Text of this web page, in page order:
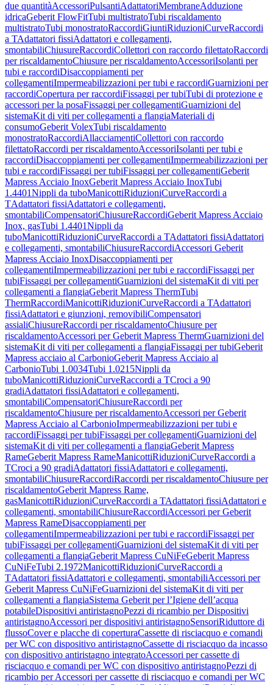
due quantitàAccessoriPulsantiAdattatoriMembraneAdduzione
idricaGeberit FlowFitTubi multistratoTubi riscaldamento
multistratoTubi monostratoRaccordiGiuntiRiduzioniCurveRaccordi
a TAdattatori fissiAdattatori e collegamenti,
smontabiliChiusureRaccordiCollettori con raccordo filettatoRaccordi
per riscaldamentoChiusure per riscaldamentoAccessoriIsolanti per
tubi e raccordiDisaccoppiamenti per
collegamentiImpermeabilizzazioni per tubi e raccordiGuarnizioni per
raccordiCopertura per raccordiFissaggi per tubiTubi di protezione e
accessori per la posaFissaggi per collegamentiGuarnizioni del
sistemaKit di viti per collegamenti a flangiaMateriali di
consumoGeberit VolexTubi riscaldamento
monostratoRaccordiAllacciamentiCollettori con raccordo
filettatoRaccordi per riscaldamentoAccessoriIsolanti per tubi e
raccordiDisaccoppiamenti per collegamentiImpermeabilizzazioni per
tubi e raccordiFissaggi per tubiFissaggi per collegamentiGeberit
Mapress Acciaio InoxGeberit Mapress Acciaio InoxTubi
1.4401Nippli da tuboManicottiRiduzioniCurveRaccordi a
TAdattatori fissiAdattatori e collegamenti,
smontabiliCompensatoriChiusureRaccordiGeberit Mapress Acciaio
Inox, gasTubi 1.4401Nippli da
tuboManicottiRiduzioniCurveRaccordi a TAdattatori fissiAdattatori
e collegamenti, smontabiliChiusureRaccordiAccessori Geberit
Mapress Acciaio InoxDisaccoppiamenti per
collegamentiImpermeabilizzazioni per tubi e raccordiFissaggi per
tubiFissaggi per collegamentiGuarnizioni del sistemaKit di viti per
collegamenti a flangiaGeberit Mapress ThermTubi
ThermRaccordiManicottiRiduzioniCurveRaccordi a TAdattatori
fissiAdattatori e giunzioni, removibiliCompensatori
assialiChiusureRaccordi per riscaldamentoChiusure per
riscaldamentoAccessori per Geberit Mapress ThermGuarnizioni del
sistemaKit di viti per collegamenti a flangiaFissaggi per tubiGeberit
Mapress acciaio al CarbonioGeberit Mapress Acciaio al
CarbonioTubi 1.0034Tubi 1.0215Nippli da
tuboManicottiRiduzioniCurveRaccordi a TCroci a 90
gradiAdattatori fissiAdattatori e collegamenti,
smontabiliCompensatoriChiusureRaccordi per
riscaldamentoChiusure per riscaldamentoAccessori per Geberit
Mapress Acciaio al CarbonioImpermeabilizzazioni per tubi e
raccordiFissaggi per tubiFissaggi per collegamentiGuarnizioni del
sistemaKit di viti per collegamenti a flangiaGeberit Mapress
RameGeberit Mapress RameManicottiRiduzioniCurveRaccordi a
TCroci a 90 gradiAdattatori fissiAdattatori e collegamenti,
smontabiliChiusureRaccordiRaccordi per riscaldamentoChiusure per
riscaldamentoGeberit Mapress Rame,
gasManicottiRiduzioniCurveRaccordi a TAdattatori fissiAdattatori e
collegamenti, smontabiliChiusureRaccordiAccessori per Geberit
Mapress RameDisaccoppiamenti per
collegamentiImpermeabilizzazioni per tubi e raccordiFissaggi per
tubiFissaggi per collegamentiGuarnizioni del sistemaKit di viti per
collegamenti a flangiaGeberit Mapress CuNiFeGeberit Mapress
CuNiFeTubi 2.1972ManicottiRiduzioniCurveRaccordi a
TAdattatori fissiAdattatori e collegamenti, smontabiliAccessori per
Geberit Mapress CuNiFeGuarnizioni del sistemaKit di viti per
collegamenti a flangiaSistema Geberit per l’Igiene dell’acqua
potabileDispositivi antiristagnoPezzi di ricambio per Dispositivi
antiristagnoAccessori per dispositivi antiristagnoSensoriRiduttore di
flussoCover e placche di coperturaCassette di risciacquo e comandi
per WC con dispositivo antiristagnoCassette di risciacquo da incasso
con dispositivo antiristagno integratoAccessori per cassette di
risciacquo e comandi per WC con dispositivo antiristagnoPezzi di
ricambio per Accessori per cassette di risciacquo e comandi per WC